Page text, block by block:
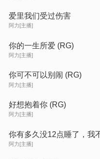
爱里我们受过伤害
阿力[主播]
你的一生所爱 (RG)
阿力[主播]
你可不可以别闹 (RG)
阿力[主播]
好想抱着你 (RG)
阿力[主播]
你有多久没12点睡了，我
阿力[主播]